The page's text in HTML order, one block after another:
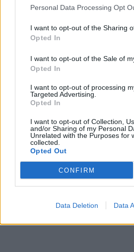
Personal Data Processing Opt
I want to opt-out of the Sharing
Opted In
I want to opt-out of the Sale of
Opted In
I want to opt-out of processing
Targeted Advertising.
Opted In
I want to opt-out of Collection,
and/or Sharing of my Personal
Unrelated with the Purposes for
collected.
Opted Out
CONFIRM
Data Deletion Data
Na grafice liczba urodzeń dzieci w Polsce na
dwa czynniki wpłynęły znacząco na
z nich jest emigracja ok. 2 mln osób
sposób nasz kraj utracił kilkaset
rozrodczym, uszczuplając znacząco
Tych strat być może nigdy nie uda się
Reklama
Reklama